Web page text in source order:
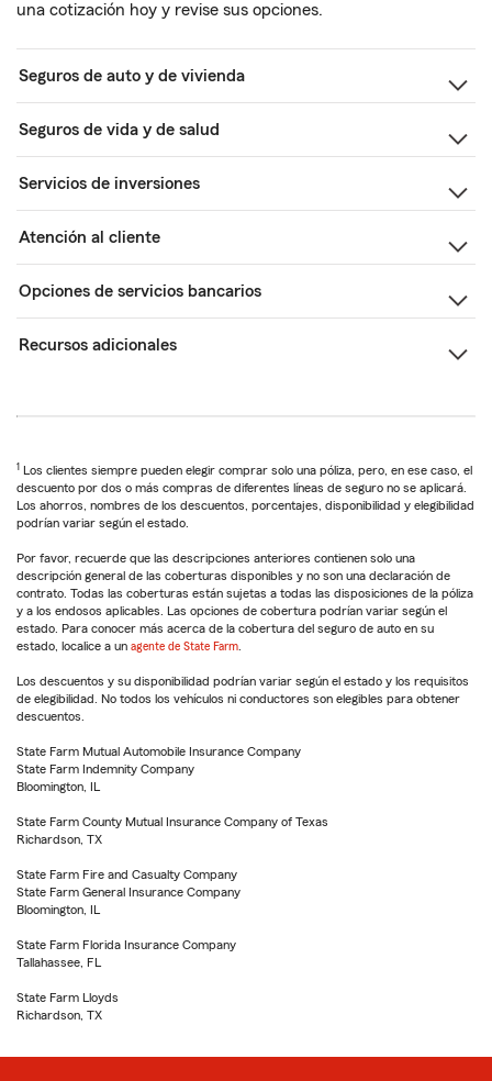
una cotización hoy y revise sus opciones.
Seguros de auto y de vivienda
Seguros de vida y de salud
Servicios de inversiones
Atención al cliente
Opciones de servicios bancarios
Recursos adicionales
1 Los clientes siempre pueden elegir comprar solo una póliza, pero, en ese caso, el
descuento por dos o más compras de diferentes líneas de seguro no se aplicará.
Los ahorros, nombres de los descuentos, porcentajes, disponibilidad y elegibilidad
podrían variar según el estado.
Por favor, recuerde que las descripciones anteriores contienen solo una
descripción general de las coberturas disponibles y no son una declaración de
contrato. Todas las coberturas están sujetas a todas las disposiciones de la póliza
y a los endosos aplicables. Las opciones de cobertura podrían variar según el
estado. Para conocer más acerca de la cobertura del seguro de auto en su
estado, localice a un agente de State Farm
Los descuentos y su disponibilidad podrían variar según el estado y los requisitos
de elegibilidad. No todos los vehículos ni conductores son elegibles para obtener
descuentos.
State Farm Mutual Automobile Insurance Company
State Farm Indemnity Company
Bloomington, IL
State Farm County Mutual Insurance Company of Texas
Richardson, TX
State Farm Fire and Casualty Company
State Farm General Insurance Company
Bloomington, IL
State Farm Florida Insurance Company
Tallahassee, FL
State Farm Lloyds
Richardson, TX